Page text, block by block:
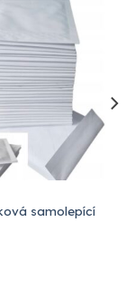
samolepící